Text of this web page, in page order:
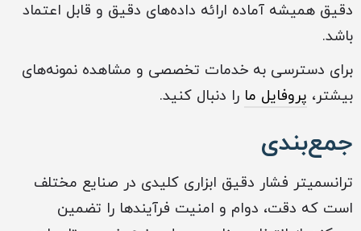
دقیق همیشه آماده ارائه داده‌های دقیق و قابل اعتماد
باشد.
برای دسترسی به خدمات تخصصی و مشاهده نمونه‌های
بیشتر، پروفایل ما را دنبال کنید.
جمع‌بندی
ترانسمیتر فشار دقیق ابزاری کلیدی در صنایع مختلف
است که دقت، دوام و امنیت فرآیندها را تضمین